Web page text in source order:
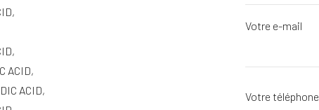
ACID,
ACID,
Votre e-mail
Votre téléphone